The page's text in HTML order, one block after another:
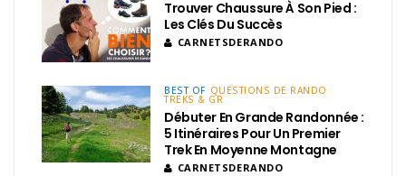
Trouver Chaussure À Son Pied :
Les Clés Du Succès
CARNETSDERANDO
BEST OF QUESTIONS DE RANDO
TREKS & GR
Débuter En Grande Randonnée :
5 Itinéraires Pour Un Premier
Trek En Moyenne Montagne
CARNETSDERANDO